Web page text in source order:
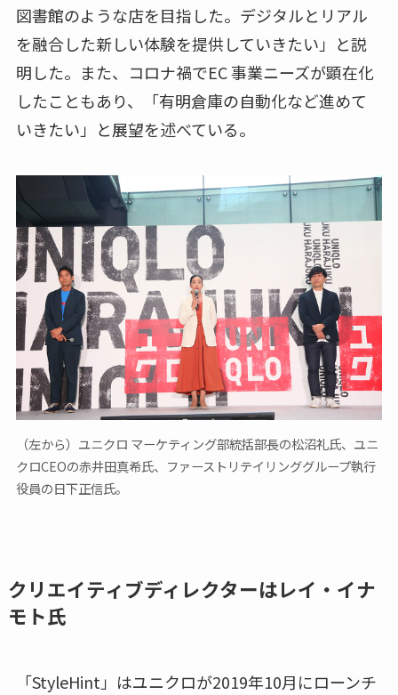
図書館のような店を目指した。デジタルとリアル
を融合した新しい体験を提供していきたい」と説
明した。また、コロナ禍でEC 事業ニーズが顕在化
したこともあり、「有明倉庫の自動化など進めて
いきたい」と展望を述べている。
（左から）ユニクロ マーケティング部統括部長の松沼礼氏、ユニ
クロCEOの赤井田真希氏、ファーストリテイリンググループ執行
役員の日下正信氏。
クリエイティブディレクターはレイ・イナ
モト氏
「StyleHint」はユニクロが2019年10月にローンチ